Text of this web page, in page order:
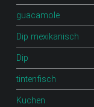
guacamole
Dip mexikanisch
Dip
tintenfisch
Kuchen